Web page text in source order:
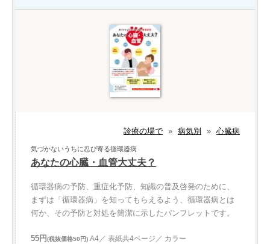
診療の場で » 病気別 » 心臓病
気づかないうちに忍び寄る循環器病
あなたの心臓・血管大丈夫？
循環器病の予防、重症化予防、知識の普及啓発のために、
まずは「循環器病」を知ってもらえるよう、循環器病とは
何か、その予防と対処を簡潔に示したパンフレットです。
55円(税抜価格50円) A4／ 表紙共4ページ／ カラー